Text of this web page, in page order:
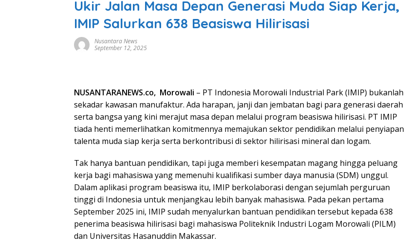
Ukir Jalan Masa Depan Generasi Muda Siap Kerja,
IMIP Salurkan 638 Beasiswa Hilirisasi
Nusantara News
September 12, 2025
NUSANTARANEWS.co, Morowali – PT Indonesia Morowali Industrial Park (IMIP) bukanlah
sekadar kawasan manufaktur. Ada harapan, janji dan jembatan bagi para generasi daerah
serta bangsa yang kini merajut masa depan melalui program beasiswa hilirisasi. PT IMIP
tiada henti memerlihatkan komitmennya memajukan sektor pendidikan melalui penyiapan
talenta muda siap kerja serta berkontribusi di sektor hilirisasi mineral dan logam.
Tak hanya bantuan pendidikan, tapi juga memberi kesempatan magang hingga peluang
kerja bagi mahasiswa yang memenuhi kualifikasi sumber daya manusia (SDM) unggul.
Dalam aplikasi program beasiswa itu, IMIP berkolaborasi dengan sejumlah perguruan
tinggi di Indonesia untuk menjangkau lebih banyak mahasiswa. Pada pekan pertama
September 2025 ini, IMIP sudah menyalurkan bantuan pendidikan tersebut kepada 638
penerima beasiswa hilirisasi bagi mahasiswa Politeknik Industri Logam Morowali (PILM)
dan Universitas Hasanuddin Makassar.